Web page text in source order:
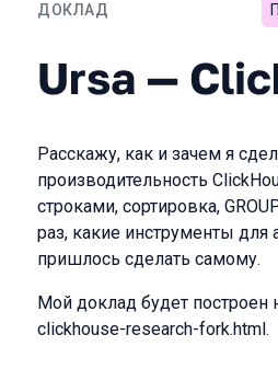
ДОКЛАД
Ursa —
Ursa —
Расскажу, как и зачем я
производительность
строками, сортировка,
раз, какие инструменты для
пришлось сделать самому.
Мой доклад будет построен
clickhouse-research-fork.html.